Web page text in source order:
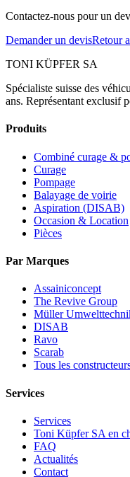
Contactez-nous pour un
Demander un devisRetour
TONI KÜPFER SA
Spécialiste suisse des
ans. Représentant exclusif
Produits
Combiné curage &
Curage
Pompage
Balayage de voirie
Aspiration (DISAB)
Occasion & Location
Pièces
Par Marques
Assainiconcept
The Revive Group
Müller
DISAB
Ravo
Scarab
Tous les
Services
Services
Toni Küpfer SA en
FAQ
Actualités
Contact